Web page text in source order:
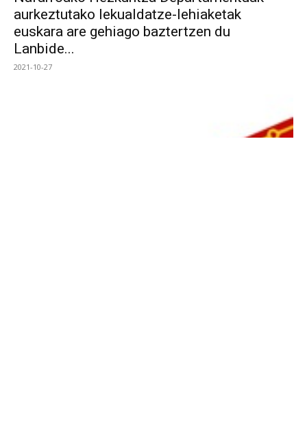
aurkeztutako lekualdatze-lehiaketak
euskara are gehiago baztertzen du
Lanbide...
2021-10-27